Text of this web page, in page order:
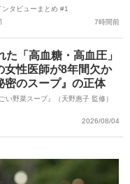
タビューまとめ #1
7時間前
「高血糖・高血圧」
性医師が8年間欠か
密のスープ』の正体
い野菜スープ』（天野惠子 監修）
2026/08/04